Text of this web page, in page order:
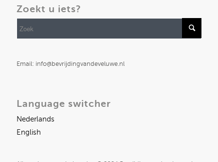
Zoekt u iets?
Email: info@bevrijdingvandeveluwe.nl
Language switcher
Nederlands
English